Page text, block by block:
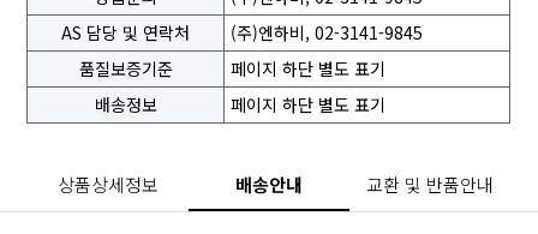
AS 담당 및 연락처
(주)엔하비, 02-3141-9845
품질보증기준
페이지 하단 별도 표기
배송정보
페이지 하단 별도 표기
상품상세정보 배송안내 교환 및 반품안내